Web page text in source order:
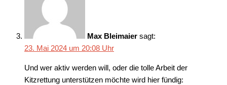
Max Bleimaier sagt:
23. Mai 2024 um 20:08 Uhr
Und wer aktiv werden will, oder die tolle Arbeit der
Kitzrettung unterstützen möchte wird hier fündig: